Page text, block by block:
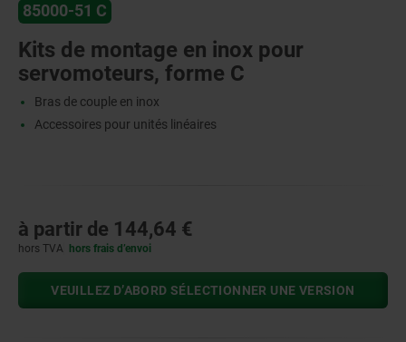
85000-51 C
Kits de montage en inox pour
servomoteurs, forme C
Bras de couple en inox
Accessoires pour unités linéaires
à partir de 144,64 €
hors TVA hors frais d’envoi
VEUILLEZ D’ABORD SÉLECTIONNER UNE VERSION